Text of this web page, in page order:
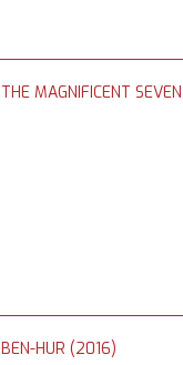
THE MAGNIFICENT SEVEN
BEN-HUR (2016)